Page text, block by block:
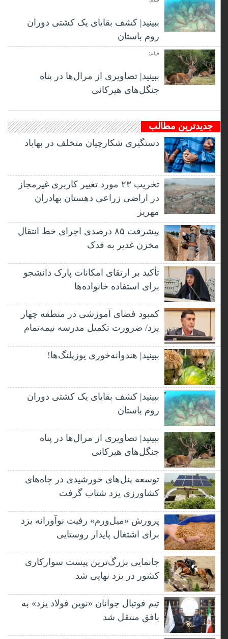
ببینید| کشف بقایای یک کشتی دوران
روم باستان
فیلم؛
ببینید| تصاویری از مرال‌ها در پناه
جنگل‌های هیرکانی
جدیدترین مطالب
دستگیری شکارچیان متخلف در بهاباد
تخریب ۲۳ مورد تغییر کاربری غیرمجاز
در اراضی زراعی دهستان بهادران
مهریز
پیشرفت ۸۵ درصدی اجرای خط انتقال
مخزن غدیر به فدک
تأکید بر ارتقای امکانات پارک دانشجو
برای استفاده خانواده‌ها
کمبود فضای آموزشی در منطقه چهار
یزد/ ضرورت تکمیل مدرسه نیمه‌تمام
ببینید| هندوانه‌خوری یوزپلنگ‌ها!
ببینید| کشف بقایای یک کشتی دوران
روم باستان
ببینید| تصاویری از مرال‌ها در پناه
جنگل‌های هیرکانی
توسعه پنل‌های خورشیدی در چاه‌های
کشاورزی یزد شتاب گرفت
پرورش «میل‌ورم» رفیت نوآورانه یزد
برای اشتغال پایدار روستایی
جانمایی بزرگ‌ترین پیست سوارکاری
کشور در یزد نهایی شد
تیم فوتبال جوانان «نوین فولاد یزد» به
بافق منتقل شد